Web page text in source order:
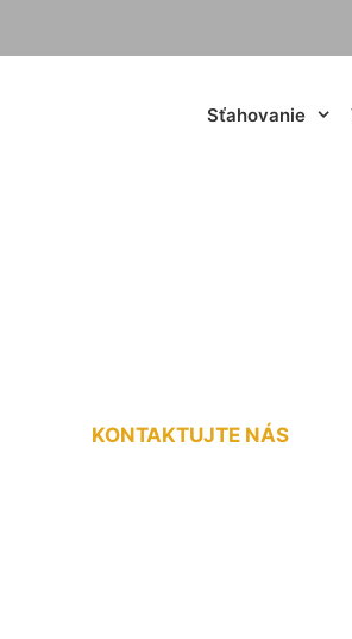
Sťahovanie
KONTAKTUJTE NÁS